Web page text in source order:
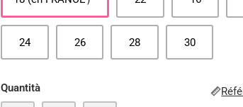
24 26 28 30
Quantità